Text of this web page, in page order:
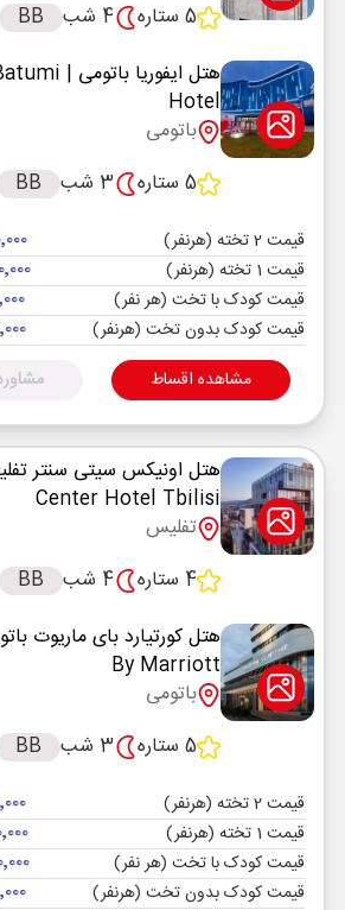
5 ستاره
4 شب
BB
هتل ایفوریا باتومی
Hotel
باتومی
5 ستاره
3 شب BB
قیمت 2 تخته (هرنفر)
قیمت 1 تخته (هرنفر)
قیمت کودک با تخت (هر نفر)
قیمت کودک بدون تخت (هرنفر)
مشاهده اقساط
هتل اونیکس سیتی سنتر
Center Hotel Tbilisi
تفلیس
4 ستاره
4 شب
BB
هتل کورتیارد بای ماریوت
By Marriott
باتومی
5 ستاره
3 شب BB
قیمت 2 تخته (هرنفر)
قیمت 1 تخته (هرنفر)
قیمت کودک با تخت (هر نفر)
قیمت کودک بدون تخت (هرنفر)